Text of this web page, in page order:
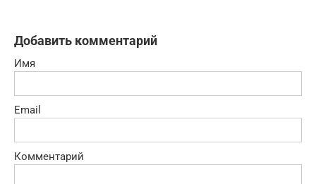
Добавить комментарий
Имя
Email
Комментарий